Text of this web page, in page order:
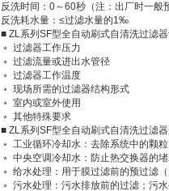
反洗时间：0～60秒（注：出厂时一般
反洗耗水量：≤过滤水量的1‰
■ ZL系列SF型全自动刷式自清洗过滤
﹡ 过滤器工作压力
﹡ 过滤流量或进出水管径
﹡ 过滤器工作温度
﹡ 现场所需的过滤器结构形式
﹡ 室内或室外使用
﹡ 其他特殊要求
■ ZL系列SF型全自动刷式自清洗过滤
﹡ 工业循环冷却水：去除系统中的颗
﹡ 中央空调冷却水：防止热交换器的
﹡ 给水处理：用于膜过滤前的预过滤
﹡ 污水处理：污水排放前的过滤；污